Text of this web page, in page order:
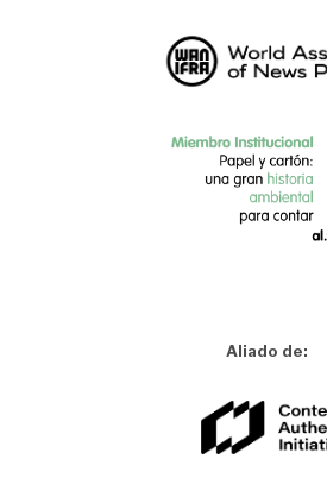
Aliado de: